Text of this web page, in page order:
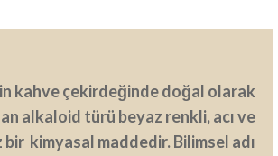
kahve çekirdeğinde doğal olarak
alkaloid türü beyaz renkli, acı ve
bir kimyasal maddedir. Bilimsel adı